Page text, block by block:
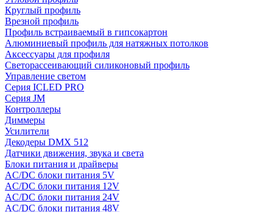
Круглый профиль
Врезной профиль
Профиль встраиваемый в гипсокартон
Алюминиевый профиль для натяжных потолков
Аксессуары для профиля
Светорассеивающий силиконовый профиль
Управление светом
Серия ICLED PRO
Серия JM
Контроллеры
Диммеры
Усилители
Декодеры DMX 512
Датчики движения, звука и света
Блоки питания и драйверы
AC/DC блоки питания 5V
AC/DC блоки питания 12V
AC/DC блоки питания 24V
AC/DC блоки питания 48V